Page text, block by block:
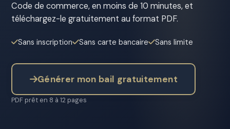
Code de commerce, en moins de 10 minutes, et
téléchargez-le gratuitement au format PDF.
Sans inscription Sans carte bancaire Sans limite
Générer mon bail gratuitement
PDF prêt en 8 à 12 pages